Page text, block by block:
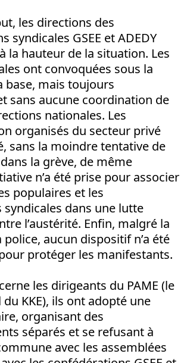
les directions des
syndicales GSEE et ADEDY
la hauteur de la situation. Les
ont convoquées sous la
base, mais toujours
sans aucune coordination de
nationales. Les
organisés du secteur privé
sans la moindre tentative de
la grève, de même
n’a été prise pour associer
populaires et les
dans une lutte
l’austérité. Enfin, malgré la
aucun dispositif n’a été
protéger les manifestants.
les dirigeants du PAME (le
KKE), ils ont adopté une
organisant des
séparés et se refusant à
avec les assemblées